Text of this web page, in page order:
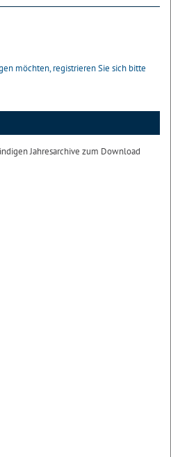
möchten, registrieren Sie sich bitte
Jahresarchive zum Download